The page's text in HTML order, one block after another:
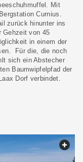
Mit
Curnius.
zurück hinunter ins
Gehzeit von 45
in einem der
Für die, die noch
sich ein Abstecher
Baumwipfelpfad der
Dorf verbindet.